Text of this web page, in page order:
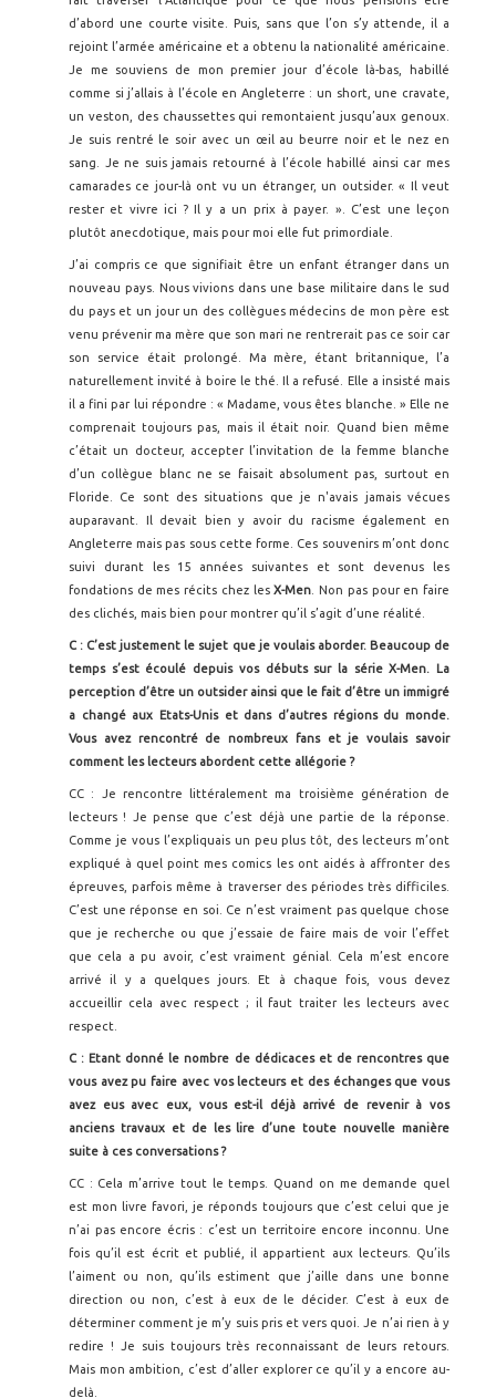
d’abord une courte visite. Puis, sans que l’on s’y attende, il a
rejoint l’armée américaine et a obtenu la nationalité américaine.
Je me souviens de mon premier jour d’école là-bas, habillé
comme si j’allais à l’école en Angleterre : un short, une cravate,
un veston, des chaussettes qui remontaient jusqu’aux genoux.
Je suis rentré le soir avec un œil au beurre noir et le nez en
sang. Je ne suis jamais retourné à l’école habillé ainsi car mes
camarades ce jour-là ont vu un étranger, un outsider. « Il veut
rester et vivre ici ? Il y a un prix à payer. ». C’est une leçon
plutôt anecdotique, mais pour moi elle fut primordiale.
J’ai compris ce que signifiait être un enfant étranger dans un
nouveau pays. Nous vivions dans une base militaire dans le sud
du pays et un jour un des collègues médecins de mon père est
venu prévenir ma mère que son mari ne rentrerait pas ce soir car
son service était prolongé. Ma mère, étant britannique, l’a
naturellement invité à boire le thé. Il a refusé. Elle a insisté mais
il a fini par lui répondre : « Madame, vous êtes blanche. » Elle ne
comprenait toujours pas, mais il était noir. Quand bien même
c’était un docteur, accepter l’invitation de la femme blanche
d’un collègue blanc ne se faisait absolument pas, surtout en
Floride. Ce sont des situations que je n'avais jamais vécues
auparavant. Il devait bien y avoir du racisme également en
Angleterre mais pas sous cette forme. Ces souvenirs m’ont donc
suivi durant les 15 années suivantes et sont devenus les
fondations de mes récits chez lesX-Men . Non pas pour en faire
des clichés, mais bien pour montrer qu’il s’agit d’une réalité.
C : C’est justement le sujet que je voulais aborder. Beaucoup de
temps s’est écoulé depuis vos débuts sur la série X-Men. La
perception d’être un outsider ainsi que le fait d’être un immigré
a changé aux Etats-Unis et dans d’autres régions du monde.
Vous avez rencontré de nombreux fans et je voulais savoir
comment les lecteurs abordent cette allégorie ?
CC : Je rencontre littéralement ma troisième génération de
lecteurs ! Je pense que c’est déjà une partie de la réponse.
Comme je vous l’expliquais un peu plus tôt, des lecteurs m’ont
expliqué à quel point mes comics les ont aidés à affronter des
épreuves, parfois même à traverser des périodes très difficiles.
C’est une réponse en soi. Ce n’est vraiment pas quelque chose
que je recherche ou que j’essaie de faire mais de voir l’effet
que cela a pu avoir, c’est vraiment génial. Cela m’est encore
arrivé il y a quelques jours. Et à chaque fois, vous devez
accueillir cela avec respect ; il faut traiter les lecteurs avec
respect.
C : Etant donné le nombre de dédicaces et de rencontres que
vous avez pu faire avec vos lecteurs et des échanges que vous
avez eus avec eux, vous est-il déjà arrivé de revenir à vos
anciens travaux et de les lire d’une toute nouvelle manière
suite à ces conversations ?
CC : Cela m’arrive tout le temps. Quand on me demande quel
est mon livre favori, je réponds toujours que c’est celui que je
n’ai pas encore écris : c’est un territoire encore inconnu. Une
fois qu’il est écrit et publié, il appartient aux lecteurs. Qu’ils
l’aiment ou non, qu’ils estiment que j’aille dans une bonne
direction ou non, c’est à eux de le décider. C’est à eux de
déterminer comment je m’y suis pris et vers quoi. Je n’ai rien à y
redire ! Je suis toujours très reconnaissant de leurs retours.
Mais mon ambition, c’est d’aller explorer ce qu’il y a encore au-
delà.